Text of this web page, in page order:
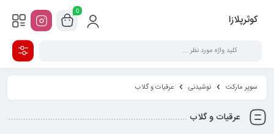
کوثرپلازا
0
سوپر مارکت نوشیدنی عرقیات و گلاب
عرقیات و گلاب